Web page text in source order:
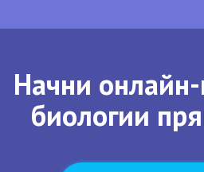
Начни
биологии